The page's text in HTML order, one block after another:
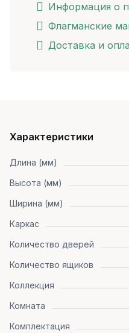
Информация о
Флагманские
Доставка и
Характеристики
Длина (мм)
Высота (мм)
Ширина (мм)
Каркас
Количество дверей
Количество ящиков
Коллекция
Комната
Комплектация